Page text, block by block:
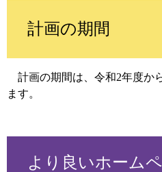
計画の期間
計画の期間は、令和2年度か
ます。
より良いホーム